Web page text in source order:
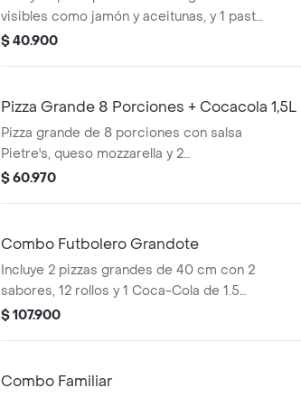
visibles como jamón y aceitunas, y 1 pasta
a elección.
$ 40.900
Pizza Grande 8 Porciones + Cocacola 1,5L
Pizza grande de 8 porciones con salsa
Pietre's, queso mozzarella y 2
ingredientes a elección. Incluye Coca-
$ 60.970
Combo Futbolero Grandote
Incluye 2 pizzas grandes de 40 cm con 2
sabores, 12 rollos y 1 Coca-Cola de 1.5
litros.
$ 107.900
Combo Familiar